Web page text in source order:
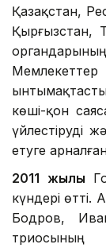
Қазақстан,
Қырғызстан,
көші-қон
үйлестіруді
етуге
2011 жылы
күндері
Бодров,
триосының